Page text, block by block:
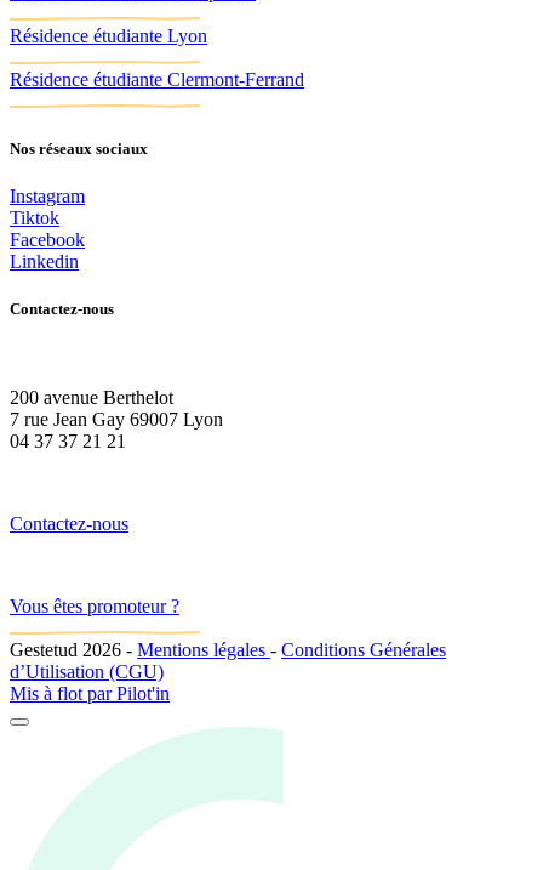
Résidence étudiante Lyon
Résidence étudiante Clermont-Ferrand
Nos réseaux sociaux
Instagram
Tiktok
Facebook
Linkedin
Contactez-nous
200 avenue Berthelot
7 rue Jean Gay 69007 Lyon
04 37 37 21 21
Contactez-nous
Vous êtes promoteur ?
Gestetud 2026 - Mentions légales - Conditions Générales
d’Utilisation (CGU)
Mis à flot parPilot'in